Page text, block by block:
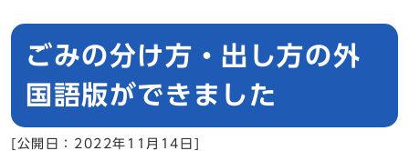
ごみの分け方・出し方の外
国語版ができました
[公開日：2022年11月14日]